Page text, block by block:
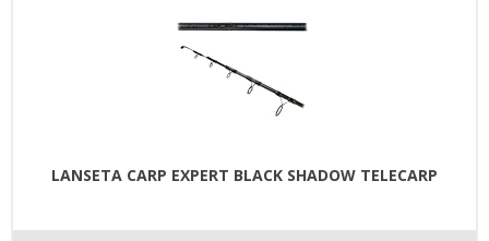
LANSETA CARP EXPERT BLACK SHADOW TELECARP